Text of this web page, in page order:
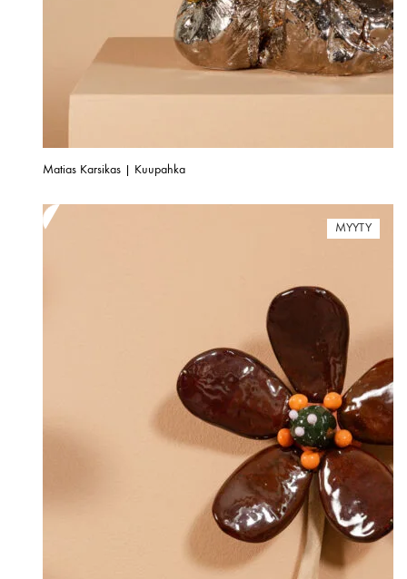
Matias Karsikas | Kuupahka
MYYTY